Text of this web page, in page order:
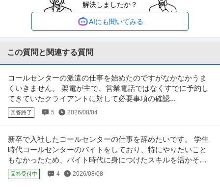
契約社員・正社員 未経験OK 交通費支給 昇給あり
年収360万円〜750万円
美容医療の“最初の一歩”を支える｜カウンセラー職を募集 医療法人社団FOR
DAYS - 美容クリ…続きを見る
商品・在庫管理 ／ 「製品の受発注業務・納期管理など」オーダー
プロセッシング スペシャリスト
ローデ・シュワルツ・ジャパン株式会社
新着 正社員 土日休み リモートワーク
年収500万円〜700万円
【職種】管理＞商品・在庫管理 【業種】メーカー＞電気・電子 ※会員属性な
どに応じ、当該求人をビズリ…続きを見る
提供：ビズリーチ
歯科助手／正社員（常勤）／賞与あり／歯科助手・受付／経験者
募集！／ 1日7～7.5時間勤務でプライベートも充実
医療法人ゆうみらい歯会 有田歯科医院
正社員 交通費支給
解決しましたか？
AIにも聞いてみる
この質問と関連する質問
コールセンターの派遣の仕事を始めたのですがなかなかうま
くいきません。 架電が主で、営業電話ではなくすでに予約し
てきていたクライアントに対して必要事項の確認...
回答終了 5 2026/08/04
新卒で入社したコールセンターの仕事を辞めたいです。 学生
時代コールセンターのバイトをしており、特にやりたいこと
もなかったため、バイト時代に身につけたスキルを活かそう
と入社しました。
回答受付中 4 2026/08/08